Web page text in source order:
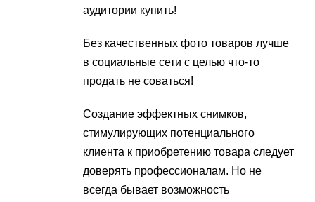
аудитории купить!
Без качественных фото товаров лучше
в социальные сети с целью что-то
продать не соваться!
Создание эффектных снимков,
стимулирующих потенциального
клиента к приобретению товара следует
доверять профессионалам. Но не
всегда бывает возможность